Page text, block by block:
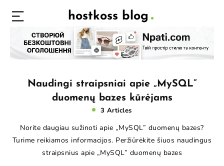
hostkoss blog
Naudingi straipsniai apie „MySQL”
duomenų bazes kūrėjams
3 Articles
Norite daugiau sužinoti apie „MySQL” duomenų bazes?
Turime reikiamos informacijos. Peržiūrėkite šiuos naudingus
straipsnius apie „MySQL” duomenų bazes